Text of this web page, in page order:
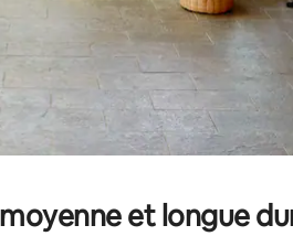
et longue